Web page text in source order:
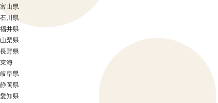
富山県
石川県
福井県
山梨県
長野県
東海
岐阜県
静岡県
愛知県